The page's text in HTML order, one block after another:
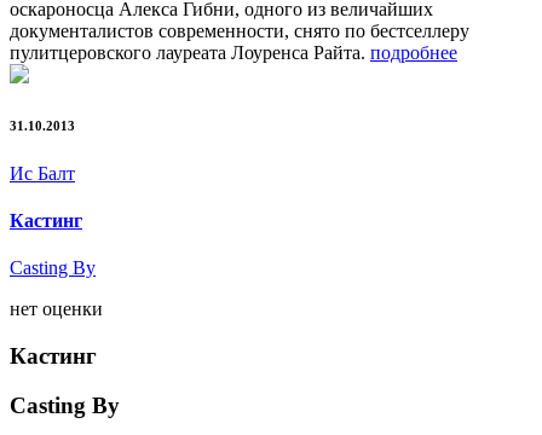
оскароносца Алекса Гибни, одного из величайших
документалистов современности, снято по бестселлеру
пулитцеровского лауреата Лоуренса Райта. подробнее
31.10.2013
Ис Балт
Кастинг
Casting By
нет оценки
Кастинг
Casting By